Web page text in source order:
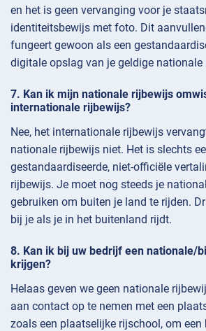
en het is geen vervanging voor je
identiteitsbewijs met foto. Dit
fungeert gewoon als een
digitale opslag van je geldige nationale
Kan ik mijn nationale rijbewijs
internationale rijbewijs?
Nee, het internationale rijbewijs
nationale rijbewijs niet. Het is slechts
gestandaardiseerde, niet-officiële
rijbewijs. Je moet nog steeds je
gebruiken om buiten je land te rijden.
bij je als je in het buitenland rijdt.
Kan ik bij uw bedrijf een nationale/
krijgen?
Helaas geven we geen nationale
aan contact op te nemen met een
zoals een plaatselijke rijschool, om